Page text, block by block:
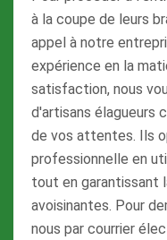
à la coupe de leurs
appel à notre
expérience en la
satisfaction, nous
d'artisans élagueurs
de vos attentes. Ils
professionnelle en
tout en garantissant
avoisinantes. Pour
nous par courrier